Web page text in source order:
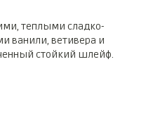
теплыми сладко-
ванили, ветивера и
стойкий шлейф.